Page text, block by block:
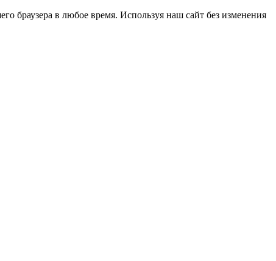
браузера в любое время. Используя наш сайт без изменения